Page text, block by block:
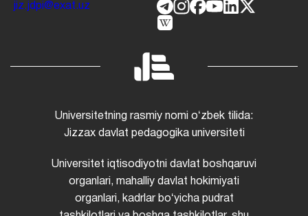
jiz.jdpi@exat.uz
Universitetning rasmiy nomi oʻzbek tilida:
Jizzax davlat pedagogika universiteti
Universitet iqtisodiyotni davlat boshqaruvi
organlari, mahalliy davlat hokimiyati
organlari, kadrlar boʻyicha pudrat